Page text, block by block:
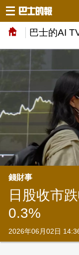
巴士的AI
錢財事
日股收市
0.3%
2026年06月02日